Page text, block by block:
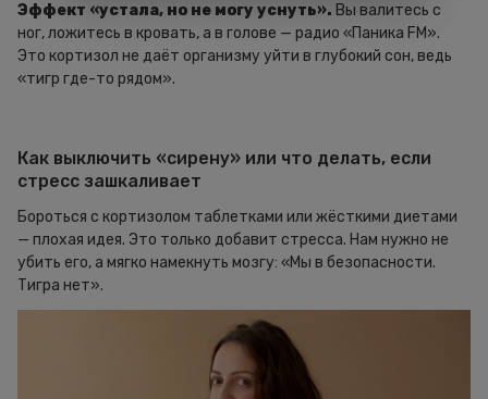
Эффект «устала, но не могу уснуть». Вы валитесь с
ног, ложитесь в кровать, а в голове — радио «Паника FM».
Это кортизол не даёт организму уйти в глубокий сон, ведь
«тигр где-то рядом».
Как выключить «сирену» или что делать, если
стресс зашкаливает
Бороться с кортизолом таблетками или жёсткими диетами
— плохая идея. Это только добавит стресса. Нам нужно не
убить его, а мягко намекнуть мозгу: «Мы в безопасности.
Тигра нет».